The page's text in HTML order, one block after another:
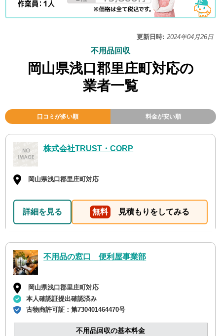
更新日時: 2024年04月26日
不用品回収
岡山県浅口郡里庄町対応の
業者一覧
口コミが多い順 料金が安い順
株式会社TRUST・CORP
岡山県浅口郡里庄町対応
詳細を見る 無料 見積もりをしてみる
不用品の窓口 便利屋事業部
岡山県浅口郡里庄町対応
本人確認証提出確認済み
古物商許可証：第730401464470号
不用品回収の基本料金